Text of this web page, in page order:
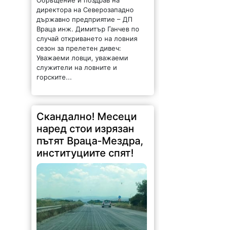
директора на Северозападно
държавно предприятие – ДП
Враца инж. Димитър Ганчев по
случай откриването на ловния
сезон за прелетен дивеч:
Уважаеми ловци, уважаеми
служители на ловните и
горските...
Скандално! Месеци
наред стои изрязан
пътят Враца-Мездра,
институциите спят!